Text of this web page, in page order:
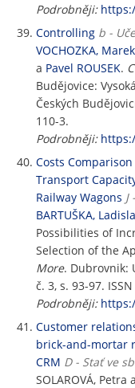
Podrobněji:
Controlling b -
VOCHOZKA, Marek
a Pavel ROUSEK.
Budějovice:
Českých
110-3.
Podrobněji:
Costs
Transport
Railway Wagons J
BARTUŠKA,
Possibilities of
Selection of the
More. Dubrovnik:
č. 3, s. 93-97.
Podrobněji:
Customer
brick-and-mortar
CRM D - Stať ve
SOLAROVÁ,